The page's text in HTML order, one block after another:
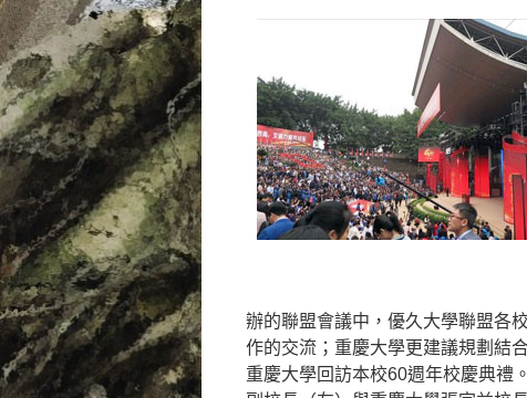
辦的聯盟會議中，優久大學聯盟各
作的交流；重慶大學更建議規劃結
重慶大學回訪本校60週年校慶典禮